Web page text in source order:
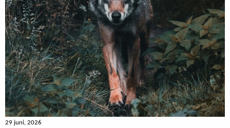
29 juni, 2026